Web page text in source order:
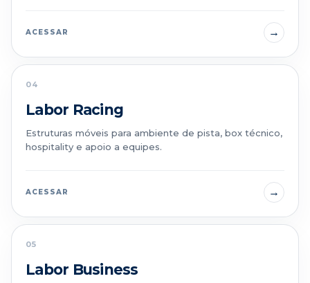
ACESSAR →
04
Labor Racing
Estruturas móveis para ambiente de pista, box técnico,
hospitality e apoio a equipes.
ACESSAR →
05
Labor Business